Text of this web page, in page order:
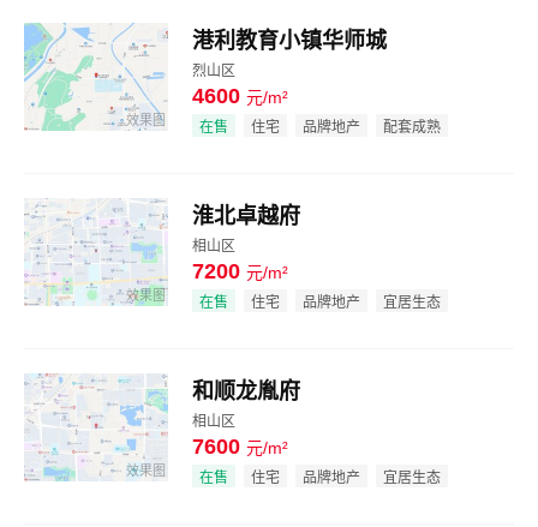
效果图
港利教育小镇华师城
烈山区
4600 元/m²
在售 住宅 品牌地产 配套成熟
效果图
淮北卓越府
相山区
7200 元/m²
在售 住宅 品牌地产 宜居生态
效果图
和顺龙胤府
相山区
7600 元/m²
在售 住宅 品牌地产 宜居生态